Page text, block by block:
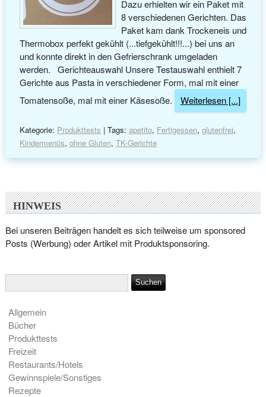
Dazu erhielten wir ein Paket mit
8 verschiedenen Gerichten. Das
Paket kam dank Trockeneis und
Thermobox perfekt gekühlt (...tiefgekühlt!!!...) bei uns an
und konnte direkt in den Gefrierschrank umgeladen
werden. Gerichteauswahl Unsere Testauswahl enthielt 7
Gerichte aus Pasta in verschiedener Form, mal mit einer
Tomatensoße, mal mit einer Käsesoße.
Weiterlesen [...]
Kategorie: Produkttests | Tags: apetito, Fertigessen, glutenfrei,
Kindermenüs, ohne Gluten, TK-Gerichte
HINWEIS
Bei unseren Beiträgen handelt es sich teilweise um sponsored
Posts (Werbung) oder Artikel mit Produktsponsoring.
Allgemein
Bücher
Produkttests
Freizeit
Restaurants/Hotels
Gewinnspiele/Sonstiges
Rezepte